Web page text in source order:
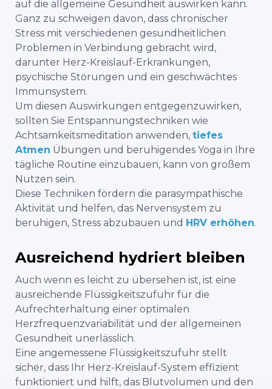
auf die allgemeine Gesundheit auswirken kann.
Ganz zu schweigen davon, dass chronischer
Stress mit verschiedenen gesundheitlichen
Problemen in Verbindung gebracht wird,
darunter Herz-Kreislauf-Erkrankungen,
psychische Störungen und ein geschwächtes
Immunsystem.
Um diesen Auswirkungen entgegenzuwirken,
sollten Sie Entspannungstechniken wie
Achtsamkeitsmeditation anwenden, tiefes
Atmen Übungen und beruhigendes Yoga in Ihre
tägliche Routine einzubauen, kann von großem
Nutzen sein.
Diese Techniken fördern die parasympathische
Aktivität und helfen, das Nervensystem zu
beruhigen, Stress abzubauen und HRV erhöhen.
Ausreichend hydriert bleiben
Auch wenn es leicht zu übersehen ist, ist eine
ausreichende Flüssigkeitszufuhr für die
Aufrechterhaltung einer optimalen
Herzfrequenzvariabilität und der allgemeinen
Gesundheit unerlässlich.
Eine angemessene Flüssigkeitszufuhr stellt
sicher, dass Ihr Herz-Kreislauf-System effizient
funktioniert und hilft, das Blutvolumen und den